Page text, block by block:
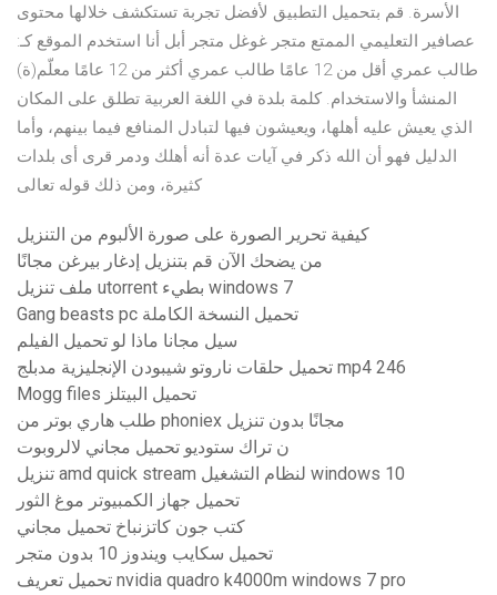
الأسرة. قم بتحميل التطبيق لأفضل تجربة تستكشف خلالها محتوى
عصافير التعليمي الممتع متجر غوغل متجر أبل أنا استخدم الموقع كـ:
طالب عمري أقل من 12 عامًا طالب عمري أكثر من 12 عامًا معلّم(ة)
المنشأ والاستخدام. كلمة بلدة في اللغة العربية تطلق على المكان
الذي يعيش عليه أهلها، ويعيشون فيها لتبادل المنافع فيما بينهم، وأما
الدليل فهو أن الله ذكر في آيات عدة أنه أهلك ودمر قرى أى بلدات
كثيرة، ومن ذلك قوله تعالى
كيفية تحرير الصورة على صورة الألبوم من التنزيل
من يضحك الآن قم بتنزيل إدغار بيرغن مجانًا
ملف تنزيل utorrent بطيء windows 7
Gang beasts pc تحميل النسخة الكاملة
سيل مجانا ماذا لو تحميل الفيلم
تحميل حلقات ناروتو شيبودن الإنجليزية مدبلج mp4 246
Mogg files تحميل البيتلز
طلب هاري بوتر من phoniex مجانًا بدون تنزيل
ن تراك ستوديو تحميل مجاني لالروبوت
تنزيل amd quick stream لنظام التشغيل windows 10
تحميل جهاز الكمبيوتر موغ الثور
كتب جون كاتزنباخ تحميل مجاني
تحميل سكايب ويندوز 10 بدون متجر
تحميل تعريف nvidia quadro k4000m windows 7 pro